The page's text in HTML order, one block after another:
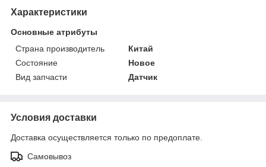
Характеристики
Основные атрибуты
Страна производитель
Китай
Состояние
Новое
Вид запчасти
Датчик
Условия доставки
Доставка осуществляется только по предоплате.
Самовывоз